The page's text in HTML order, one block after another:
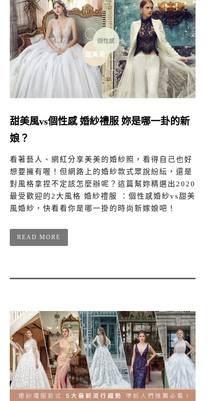
甜美風vs個性感 婚紗禮服 妳是哪一卦的新
娘？
看著藝人、網紅分享美美的婚紗照，看得自己也好
想要擁有喔！但網路上的婚紗款式眾說紛紜，還是
對風格拿捏不定該怎麼辦呢？這篇幫妳精選出2020
最受歡迎的2大風格 婚紗禮服 ：個性感婚紗vs甜美
風婚紗，快看看你是哪一掛的時尚新嫁娘吧！
READ MORE